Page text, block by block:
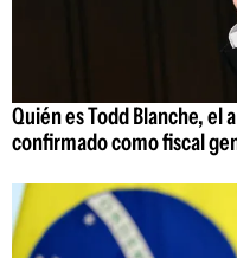
Quién es Todd Blanche, el
confirmado como fiscal